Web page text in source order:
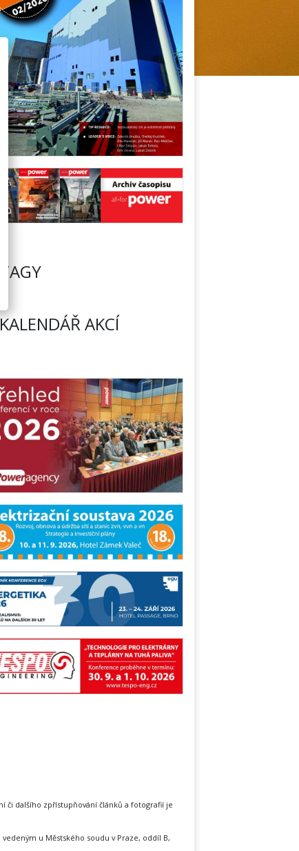
TAGY
KALENDÁŘ AKCÍ
či dalšího zpřístupňování článků a fotografií je
u Městského soudu v Praze, oddíl B,